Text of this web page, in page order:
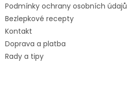
ePodmínky ochrany osobních údajů
Bezlepkové recepty
Kontakt
Doprava a platba
Rady a tipy